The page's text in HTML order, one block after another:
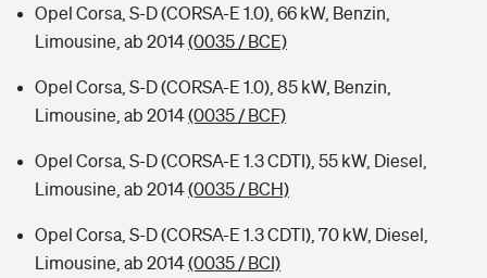
Opel Corsa, S-D (CORSA-E 1.0), 66 kW, Benzin,
Limousine, ab 2014(0035 / BCE)
Opel Corsa, S-D (CORSA-E 1.0), 85 kW, Benzin,
Limousine, ab 2014(0035 / BCF)
Opel Corsa, S-D (CORSA-E 1.3 CDTI), 55 kW, Diesel,
Limousine, ab 2014(0035 / BCH)
Opel Corsa, S-D (CORSA-E 1.3 CDTI), 70 kW, Diesel,
Limousine, ab 2014(0035 / BCI)